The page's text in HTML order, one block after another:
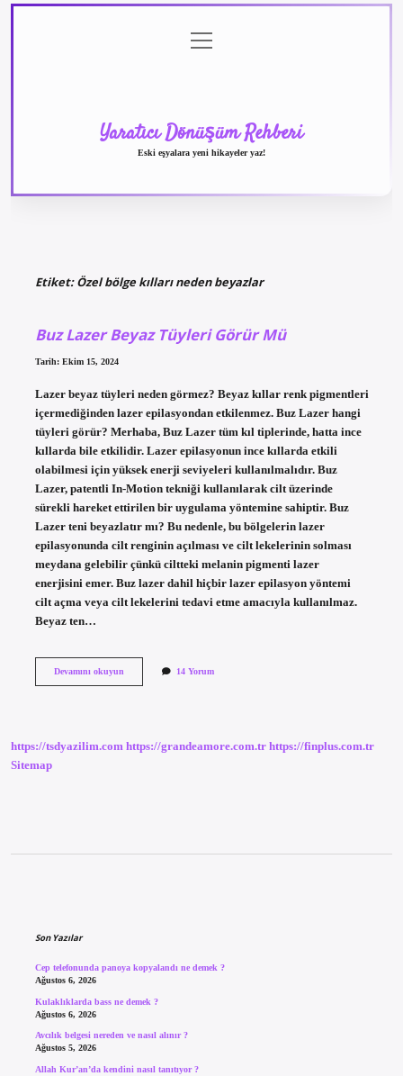
menüyü
aç
Yaratıcı Dönüşüm Rehberi
Eski eşyalara yeni hikayeler yaz!
Etiket:Özel bölge kılları neden beyazlar
Buz Lazer Beyaz Tüyleri Görür Mü
Tarih: Ekim 15, 2024
Lazer beyaz tüyleri neden görmez? Beyaz kıllar renk pigmentleri
içermediğinden lazer epilasyondan etkilenmez. Buz Lazer hangi
tüyleri görür? Merhaba, Buz Lazer tüm kıl tiplerinde, hatta ince
kıllarda bile etkilidir. Lazer epilasyonun ince kıllarda etkili
olabilmesi için yüksek enerji seviyeleri kullanılmalıdır. Buz
Lazer, patentli In-Motion tekniği kullanılarak cilt üzerinde
sürekli hareket ettirilen bir uygulama yöntemine sahiptir. Buz
Lazer teni beyazlatır mı? Bu nedenle, bu bölgelerin lazer
epilasyonunda cilt renginin açılması ve cilt lekelerinin solması
meydana gelebilir çünkü ciltteki melanin pigmenti lazer
enerjisini emer. Buz lazer dahil hiçbir lazer epilasyon yöntemi
cilt açma veya cilt lekelerini tedavi etme amacıyla kullanılmaz.
Beyaz ten…
Devamını okuyunBuz
14 Yorum
https://tsdyazilim.com https://grandeamore.com.tr https://finplus.com.tr
Sitemap
Son Yazılar
Cep telefonunda panoya kopyalandı ne demek ?
Ağustos 6, 2026
Kulaklıklarda bass ne demek ?
Ağustos 6, 2026
Avcılık belgesi nereden ve nasıl alınır ?
Ağustos 5, 2026
Allah Kur’an’da kendini nasıl tanıtıyor ?